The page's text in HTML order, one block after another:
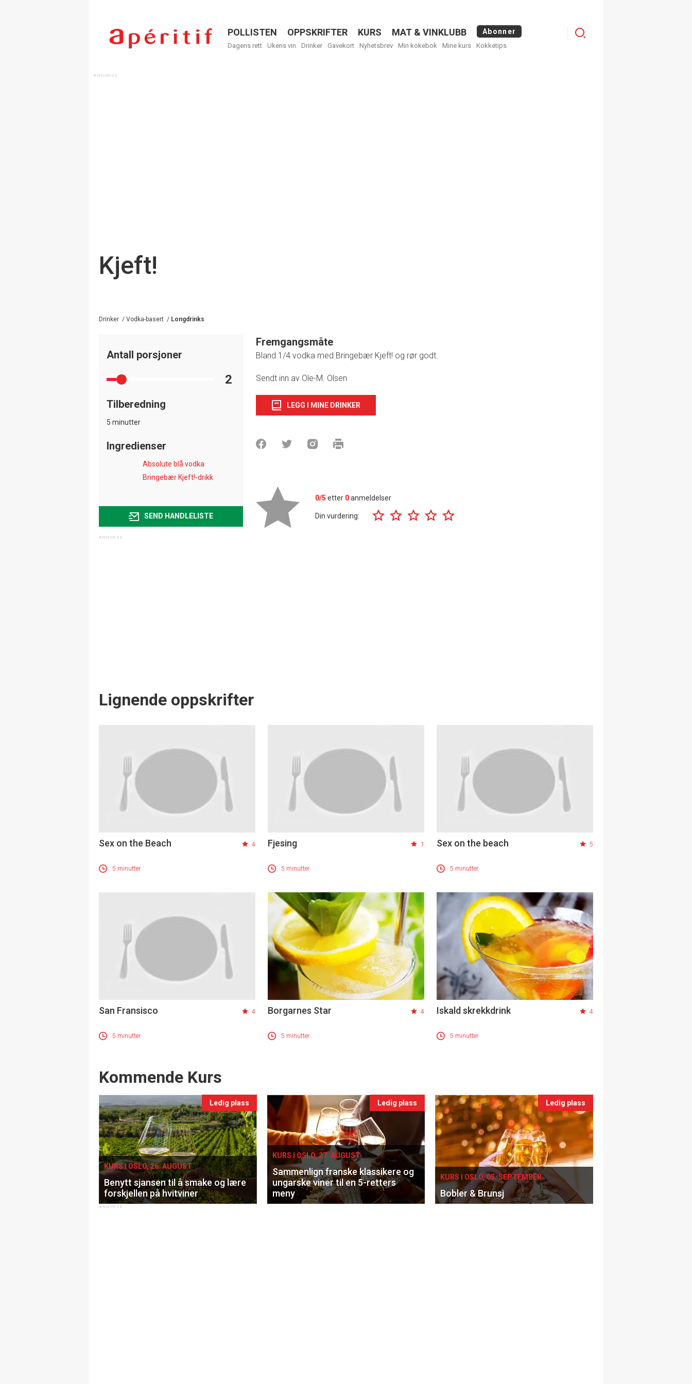
Menu
POLLISTEN OPPSKRIFTER KURS MAT & VINKLUBB Abonner
Dagens rett Ukens vin Drinker Gavekort Nyhetsbrev Min kokebok Mine kurs Kokketips
Logg
Kjeft!
Drinker / Vodka-basert / Longdrinks
Antall porsjoner
2
Tilberedning
5 minutter
Ingredienser
Absolute blå vodka
Bringebær Kjeft!-drikk
SEND HANDLELISTE
Fremgangsmåte
Bland 1/4 vodka med Bringebær Kjeft! og rør godt.
Sendt inn av Ole-M. Olsen
LEGG I MINE DRINKER
0/5 etter 0anmeldelser
Din vurdering:
Lignende oppskrifter
Sex on the Beach 4
5 minutter
Fjesing 1
5 minutter
Sex on the beach 5
5 minutter
San Fransisco 4
5 minutter
Borgarnes Star 4
5 minutter
Iskald skrekkdrink 4
5 minutter
Events
Kommende Kurs
Ledig plass
KURS I OSLO, 26. AUGUST
Benytt sjansen til å smake og lære
forskjellen på hvitviner
Ledig plass
KURS I OSLO, 27. AUGUST
Sammenlign franske klassikere og
ungarske viner til en 5-retters
meny
Ledig plass
KURS I OSLO, 05. SEPTEMBER
Bobler & Brunsj